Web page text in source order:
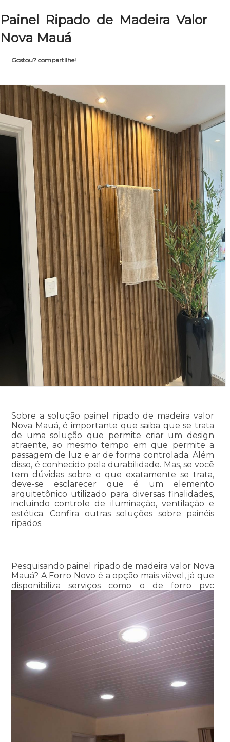
Painel Ripado de Madeira Valor
Nova Mauá
Gostou? compartilhe!
Sobre a solução painel ripado de madeira valor
Nova Mauá, é importante que saiba que se trata
de uma solução que permite criar um design
atraente, ao mesmo tempo em que permite a
passagem de luz e ar de forma controlada. Além
disso, é conhecido pela durabilidade. Mas, se você
tem dúvidas sobre o que exatamente se trata,
deve-se esclarecer que é um elemento
arquitetônico utilizado para diversas finalidades,
incluindo controle de iluminação, ventilação e
estética. Confira outras soluções sobre painéis
ripados.
Pesquisando painel ripado de madeira valor Nova
Mauá? A Forro Novo é a opção mais viável, já que
disponibiliza serviços como o de forro pvc